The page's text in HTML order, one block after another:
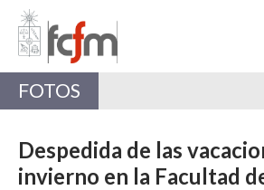
Estudiantes
Académicas/os
FOTOS
Despedida de las
invierno en la Facultad